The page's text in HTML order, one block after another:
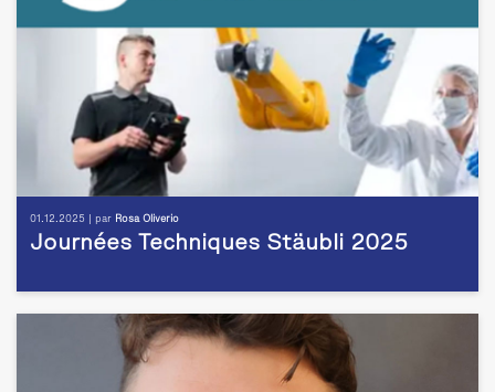
01.12.2025 | par Rosa Oliverio
Journées Techniques Stäubli 2025